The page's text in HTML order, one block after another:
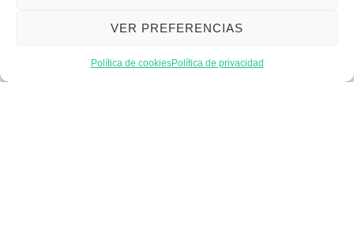
VER PREFERENCIAS
Política de cookiesPolítica de privacidad
tus objetivos empresariales.